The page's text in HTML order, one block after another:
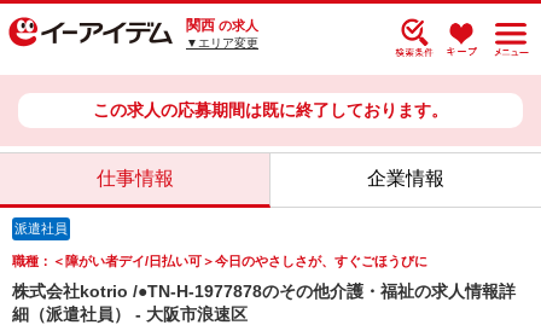
関西 の求人
▼エリア変更
この求人の応募期間は既に終了しております。
仕事情報 企業情報
派遣社員
職種：＜障がい者デイ/日払い可＞今日のやさしさが、すぐごほうびに
株式会社kotrio /●TN-H-1977878のその他介護・福祉の求人情報詳
細（派遣社員） - 大阪市浪速区